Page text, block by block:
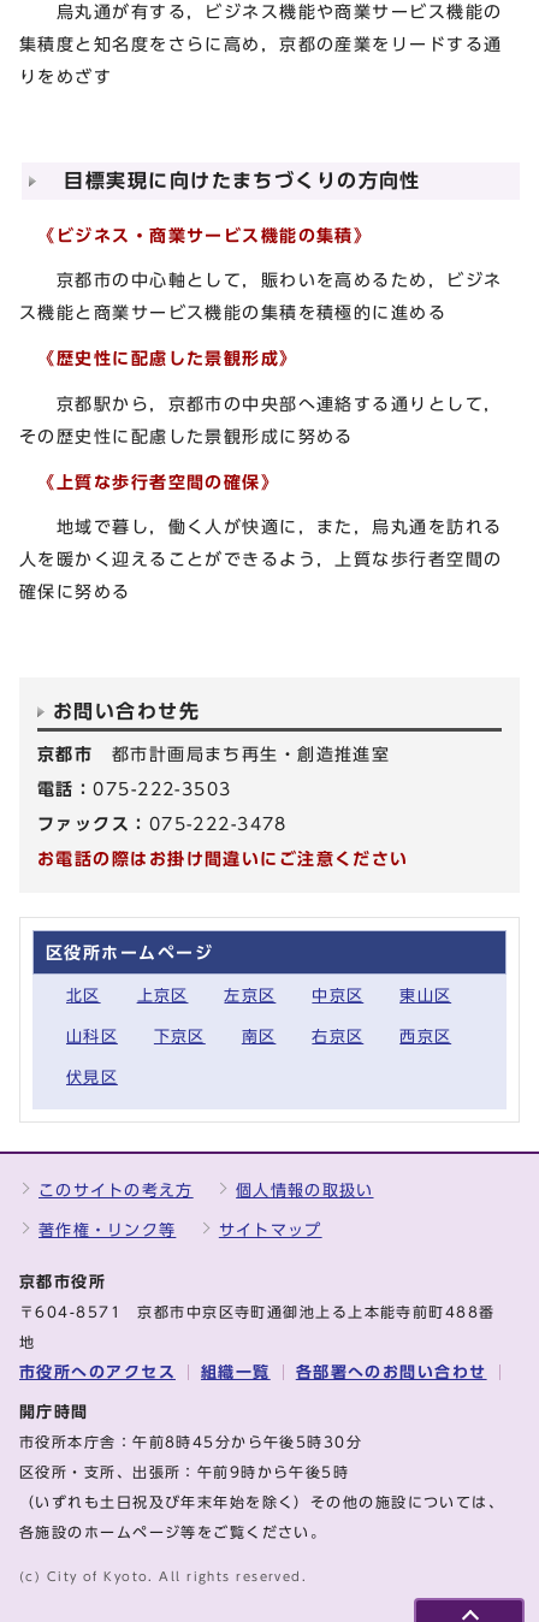
烏丸通が有する，ビジネス機能や商業サービス機能の
集積度と知名度をさらに高め，京都の産業をリードする通
りをめざす
目標実現に向けたまちづくりの方向性
《ビジネス・商業サービス機能の集積》
京都市の中心軸として，賑わいを高めるため，ビジネ
ス機能と商業サービス機能の集積を積極的に進める
《歴史性に配慮した景観形成》
京都駅から，京都市の中央部へ連絡する通りとして，
その歴史性に配慮した景観形成に努める
《上質な歩行者空間の確保》
地域で暮し，働く人が快適に，また，烏丸通を訪れる
人を暖かく迎えることができるよう，上質な歩行者空間の
確保に努める
お問い合わせ先
京都市 都市計画局まち再生・創造推進室
電話：075-222-3503
ファックス： 075-222-3478
お電話の際はお掛け間違いにご注意ください
区役所ホームページ
北区 上京区 左京区 中京区 東山区
山科区 下京区 南区 右京区 西京区
伏見区
このサイトの考え方 個人情報の取扱い
著作権・リンク等 サイトマップ
京都市役所
〒604-8571 京都市中京区寺町通御池上る上本能寺前町488番
地
市役所へのアクセス 組織一覧 各部署へのお問い合わせ
開庁時間
市役所本庁舎：午前8時45分から午後5時30分
区役所・支所、出張所：午前9時から午後5時
（いずれも土日祝及び年末年始を除く）その他の施設については、
各施設のホームページ等をご覧ください。
(c) City of Kyoto. All rights reserved.